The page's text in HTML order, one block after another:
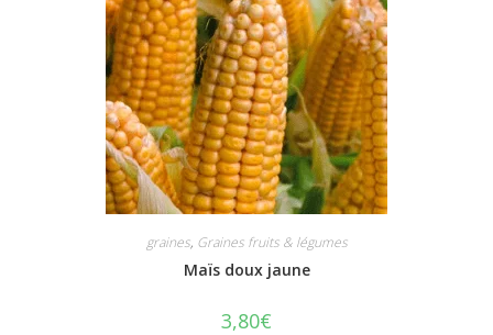
graines, Graines fruits & légumes
Maïs doux jaune
3,80€